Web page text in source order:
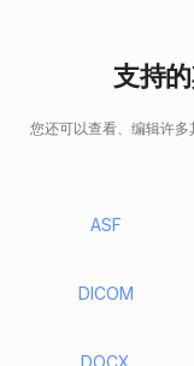
支持
您还可以查看、编辑许多
ASF
DICOM
DOCX